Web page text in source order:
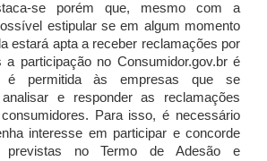
se porém que, mesmo com a
estipular se em algum momento
estará apta a receber reclamações por
participação no Consumidor.gov.br é
permitida às empresas que se
e responder as reclamações
Para isso, é necessário
interesse em participar e concorde
no Termo de Adesão e